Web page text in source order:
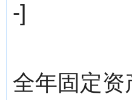
-]
全年固定